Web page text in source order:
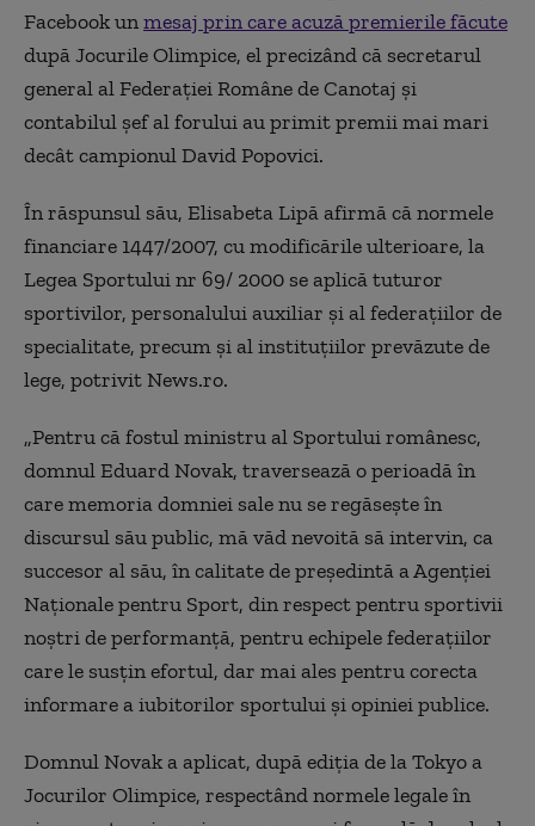
Facebook unmesaj prin care acuză premierile făcute
după Jocurile Olimpice, el precizând că secretarul
general al Federaţiei Române de Canotaj şi
contabilul şef al forului au primit premii mai mari
decât campionul David Popovici.
În răspunsul său, Elisabeta Lipă afirmă că normele
financiare 1447/2007, cu modificările ulterioare, la
Legea Sportului nr 69/ 2000 se aplică tuturor
sportivilor, personalului auxiliar şi al federaţiilor de
specialitate, precum şi al instituţiilor prevăzute de
lege, potrivit News.ro.
„Pentru că fostul ministru al Sportului românesc,
domnul Eduard Novak, traversează o perioadă în
care memoria domniei sale nu se regăseşte în
discursul său public, mă văd nevoită să intervin, ca
succesor al său, în calitate de preşedintă a Agenţiei
Naţionale pentru Sport, din respect pentru sportivii
noştri de performanţă, pentru echipele federaţiilor
care le susţin efortul, dar mai ales pentru corecta
informare a iubitorilor sportului şi opiniei publice.
Domnul Novak a aplicat, după ediţia de la Tokyo a
Jocurilor Olimpice, respectând normele legale în